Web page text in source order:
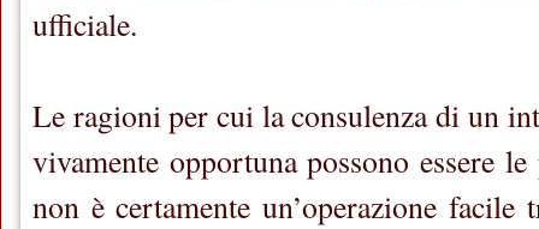
ufficiale.
Le ragioni per cui la consulenza di un
vivamente opportuna possono essere
non è certamente un’operazione